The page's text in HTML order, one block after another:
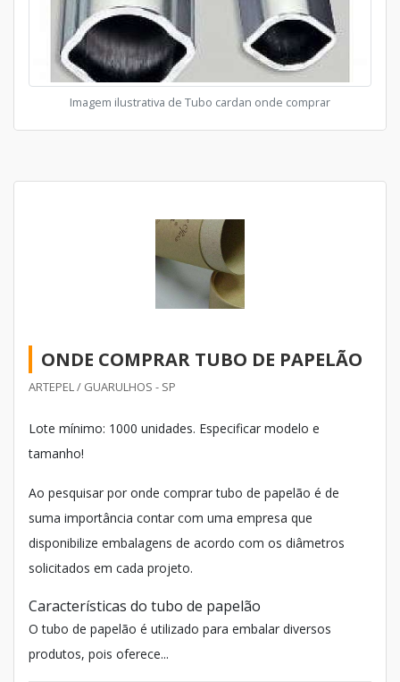
Imagem ilustrativa de Tubo cardan onde comprar
ONDE COMPRAR TUBO DE PAPELÃO
ARTEPEL / GUARULHOS - SP
Lote mínimo: 1000 unidades. Especificar modelo e
tamanho!
Ao pesquisar por onde comprar tubo de papelão é de
suma importância contar com uma empresa que
disponibilize embalagens de acordo com os diâmetros
solicitados em cada projeto.
Características do tubo de papelão
O tubo de papelão é utilizado para embalar diversos
produtos, pois oferece...